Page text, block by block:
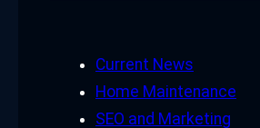
Current News
Home Maintenance
SEO and Marketing